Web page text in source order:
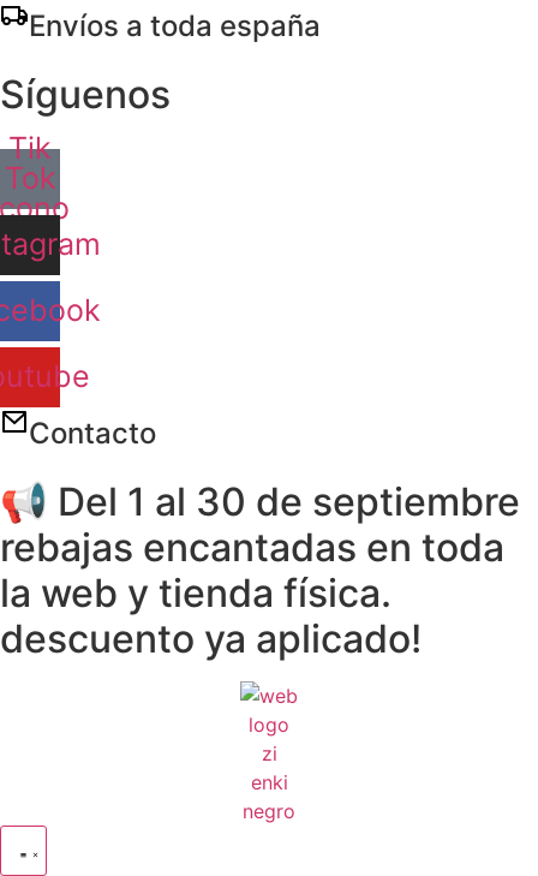
Ir
Envíos a toda españa
Síguenos
Tik
Tok
Contacto
📢 Del 1 al 30 de septiembre
rebajas encantadas en toda
la web y tienda física.
descuento ya aplicado!